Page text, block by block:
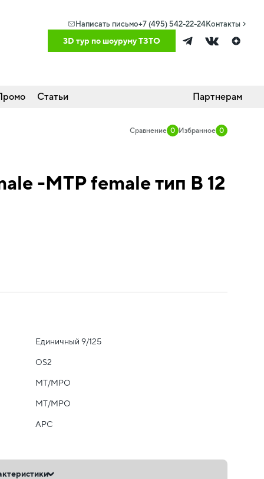
3D тур по шоуруму ТЗТО
Написать письмо+7 (495) 542-22-24Контакты
Статьи Партнерам
Сравнение 0 Избранное 0
-MTP female тип B 12
Единичный 9/125
OS2
MT/MPO
MT/MPO
APC